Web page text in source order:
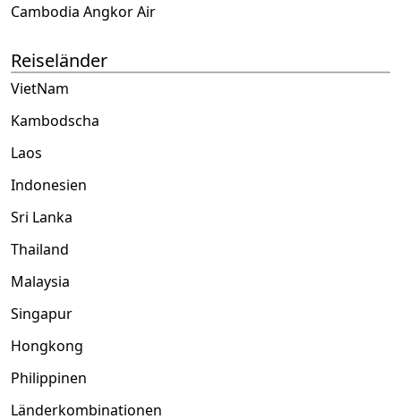
Cambodia Angkor Air
Reiseländer
VietNam
Kambodscha
Laos
Indonesien
Sri Lanka
Thailand
Malaysia
Singapur
Hongkong
Philippinen
Länderkombinationen